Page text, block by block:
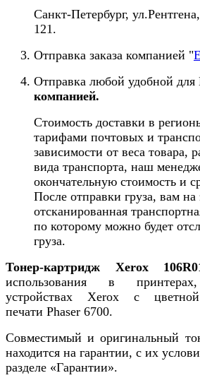
Санкт-Петербург,
121.
Отправка заказа компанией "
Отправка любой удобной для
компанией.
Стоимость доставки в
тарифами почтовых и
зависимости от веса товара,
вида транспорта, наш
окончательную стоимость и
После отправки груза, вам
отсканированная
по которому можно будет
груза.
Тонер-картридж Xerox
использования в
устройствах Xerox с
печати Phaser 6700.
Совместимый и оригинальный
находится на гарантии, с их
разделе «Гарантии».